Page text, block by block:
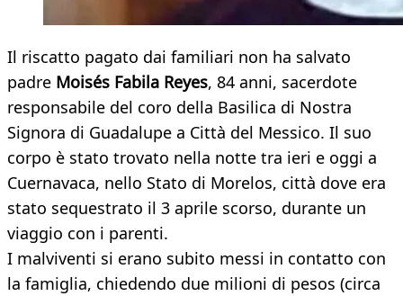
Il riscatto pagato dai familiari non ha salvato
padre Moisés Fabila Reyes, 84 anni, sacerdote
responsabile del coro della Basilica di Nostra
Signora di Guadalupe a Città del Messico. Il suo
corpo è stato trovato nella notte tra ieri e oggi a
Cuernavaca, nello Stato di Morelos, città dove era
stato sequestrato il 3 aprile scorso, durante un
viaggio con i parenti.
I malviventi si erano subito messi in contatto con
la famiglia, chiedendo due milioni di pesos (circa